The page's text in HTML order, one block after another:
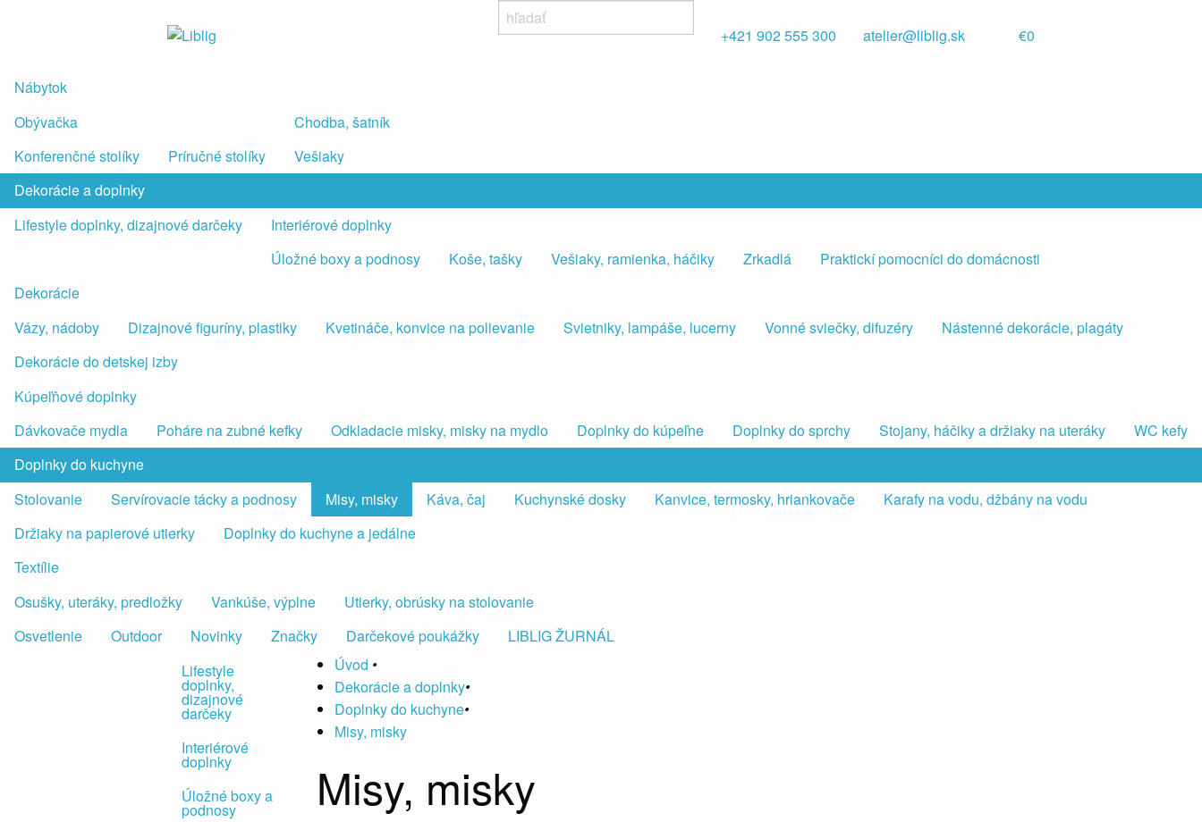
+421 902 555 300 atelier@liblig.sk €0
Nábytok
Obývačka
Konferenčné stolíky
Príručné stolíky
Chodba, šatník
Vešiaky
Dekorácie a doplnky
Lifestyle doplnky, dizajnové darčeky
Interiérové doplnky
Úložné boxy a podnosy
Koše, tašky Vešiaky, ramienka, háčiky Zrkadlá
Praktickí pomocníci do domácnosti
Dekorácie
Vázy, nádoby
Dizajnové figuríny, plastiky Kvetináče, konvice na polievanie Svietniky, lampáše, lucerny Vonné sviečky, difuzéry
Nástenné dekorácie, plagáty
Dekorácie do detskej izby
Kúpeľňové doplnky
Dávkovače mydla
Poháre na zubné kefky Odkladacie misky, misky na mydlo Doplnky do kúpeľne Doplnky do sprchy Stojany, háčiky a držiaky na uteráky
WC kefy
Doplnky do kuchyne
Stolovanie
Servírovacie tácky a podnosy Misy, misky Káva, čaj Kuchynské dosky Kanvice, termosky, hriankovače
Karafy na vodu, džbány na vodu
Držiaky na papierové utierky
Doplnky do kuchyne a jedálne
Textílie
Osušky, uteráky, predložky
Vankúše, výplne
Utierky, obrúsky na stolovanie
Osvetlenie
Outdoor Novinky Značky Darčekové poukážky
LIBLIG ŽURNÁL
Lifestyle
doplnky,
dizajnové
darčeky
Interiérové
doplnky
Úložné boxy a
podnosy
Úvod •
Dekorácie a doplnky•
Doplnky do kuchyne•
Misy, misky
Misy, misky